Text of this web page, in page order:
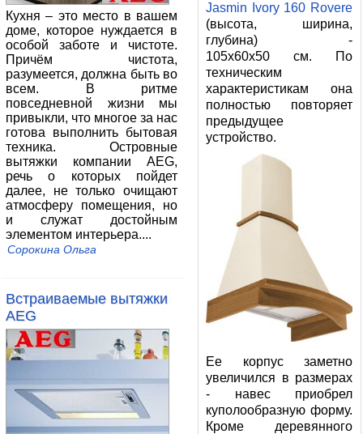
Кухня – это место в вашем
доме, которое нуждается в
особой заботе и чистоте.
Причём чистота,
разумеется, должна быть во
всем. В ритме
повседневной жизни мы
привыкли, что многое за нас
готова выполнить бытовая
техника. Островные
вытяжки компании AEG,
речь о которых пойдет
далее, не только очищают
атмосферу помещения, но
и служат достойным
элементом интерьера....
Сорокина Ольга
Встраиваемые вытяжки
AEG
Jasmin Ivory 160 Rovere
(высота, ширина,
глубина) -
105x60x50 см. По
техническим
характеристикам она
полностью повторяет
предыдущее
устройство.
Ее корпус заметно
увеличился в размерах
- навес приобрел
куполообразную форму.
Кроме деревянного